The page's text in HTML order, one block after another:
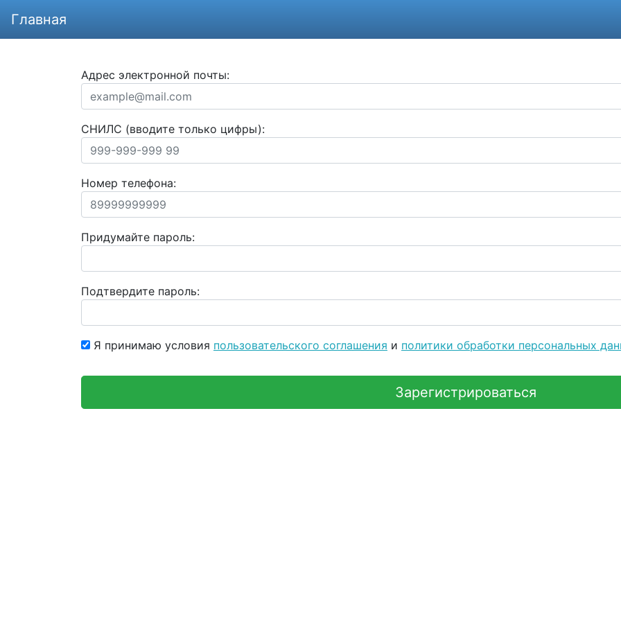
Главная
Адрес электронной почты:
СНИЛС (вводите только цифры):
Номер телефона:
Придумайте пароль:
Подтвердите пароль:
Я принимаю условия пользовательского соглашения и политики обработки персональных